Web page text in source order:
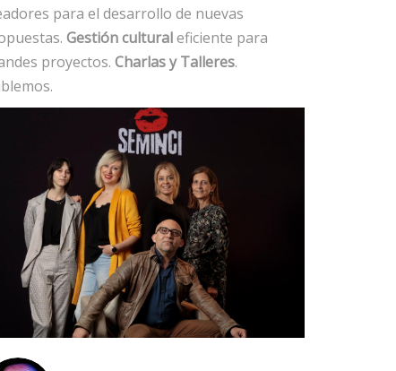
para el desarrollo de nuevas
Gestión culturaleficiente para
proyectos. Charlas y Talleres.